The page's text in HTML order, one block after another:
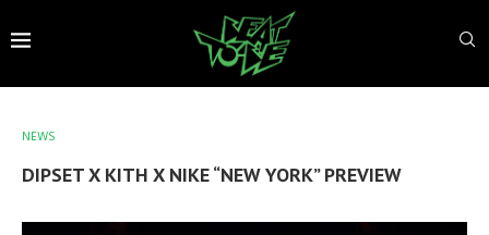
NEWS
DIPSET X KITH X NIKE “NEW YORK” PREVIEW